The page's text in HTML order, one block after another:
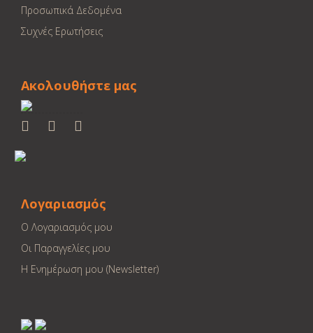
Προσωπικά Δεδομένα
Συχνές Ερωτήσεις
Ακολουθήστε μας
Λογαριασμός
Ο Λογαριασμός μου
Οι Παραγγελίες μου
Η Ενημέρωση μου (Newsletter)